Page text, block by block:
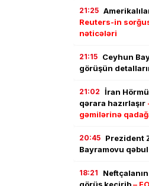
21:25
Reuters-in sorğusunun diqqətçəkən
nəticələri
21:15 Ceyhun
görüşün
21:02 İran
qərara hazırlaşır
gəmilərinə
20:45 Prezident
Bayramovu
18:21